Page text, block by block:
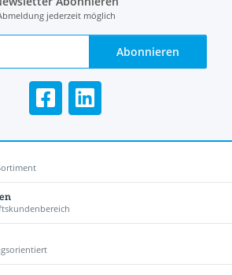
jederzeit möglich
Abonnieren